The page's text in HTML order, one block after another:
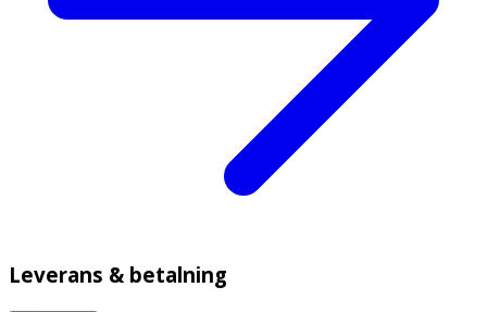
Leverans & betalning